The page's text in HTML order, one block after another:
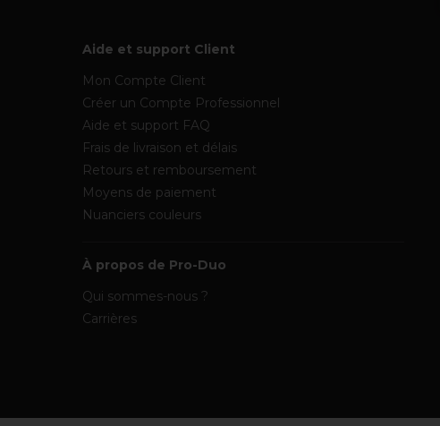
Aide et support Client
Mon Compte Client
Créer un Compte Professionnel
Aide et support FAQ
Frais de livraison et délais
Retours et remboursement
Moyens de paiement
Nuanciers couleurs
À propos de Pro-Duo
Qui sommes-nous ?
Carrières